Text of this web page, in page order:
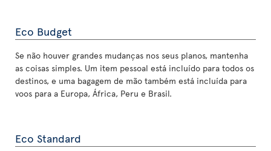
Eco Budget
Se não houver grandes mudanças nos seus planos, mantenha
as coisas simples. Um item pessoal está incluído para todos os
destinos, e uma bagagem de mão também está incluída para
voos para a Europa, África, Peru e Brasil.
Eco Standard